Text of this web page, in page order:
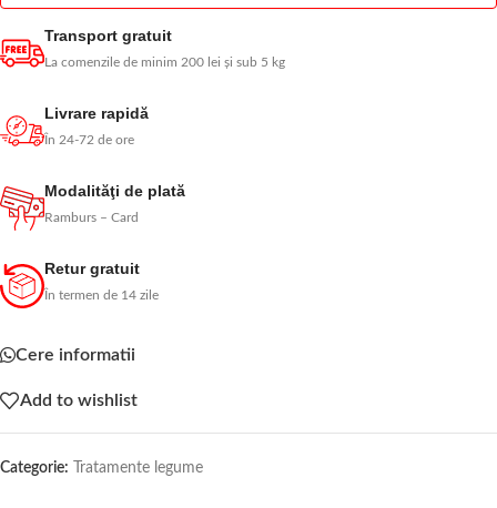
Transport gratuit
La comenzile de minim 200 lei și sub 5 kg
Livrare rapidă
În 24-72 de ore
Modalităţi de plată
Ramburs – Card
Retur gratuit
În termen de 14 zile
Cere informatii
Add to wishlist
Categorie: Tratamente legume